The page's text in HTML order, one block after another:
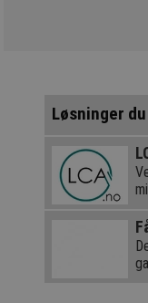
Løsninger